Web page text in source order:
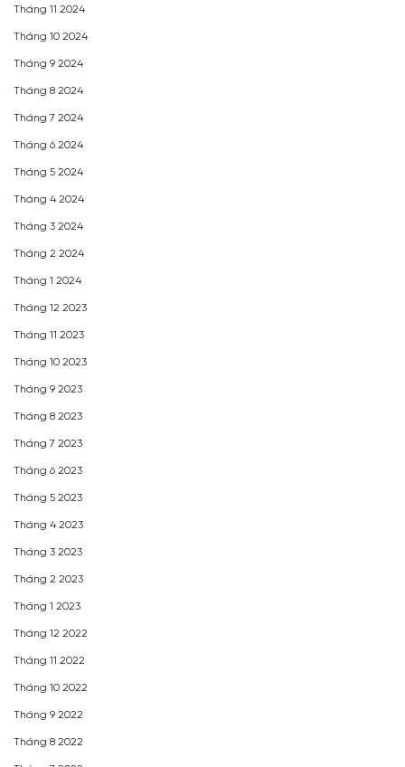
Tháng 11 2024
Tháng 10 2024
Tháng 9 2024
Tháng 8 2024
Tháng 7 2024
Tháng 6 2024
Tháng 5 2024
Tháng 4 2024
Tháng 3 2024
Tháng 2 2024
Tháng 1 2024
Tháng 12 2023
Tháng 11 2023
Tháng 10 2023
Tháng 9 2023
Tháng 8 2023
Tháng 7 2023
Tháng 6 2023
Tháng 5 2023
Tháng 4 2023
Tháng 3 2023
Tháng 2 2023
Tháng 1 2023
Tháng 12 2022
Tháng 11 2022
Tháng 10 2022
Tháng 9 2022
Tháng 8 2022